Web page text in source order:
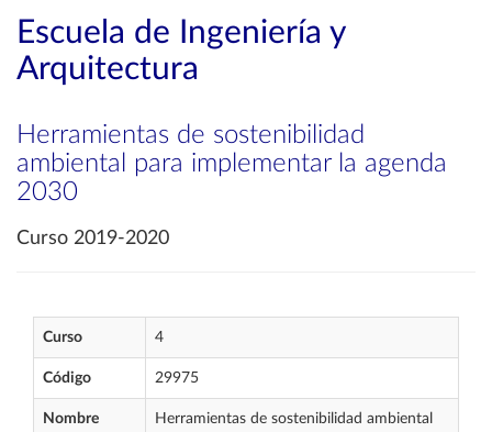
Escuela de Ingeniería y
Arquitectura
Herramientas de sostenibilidad
ambiental para implementar la agenda
2030
Curso 2019-2020
Curso 4
Código 29975
Nombre
Herramientas de sostenibilidad ambiental